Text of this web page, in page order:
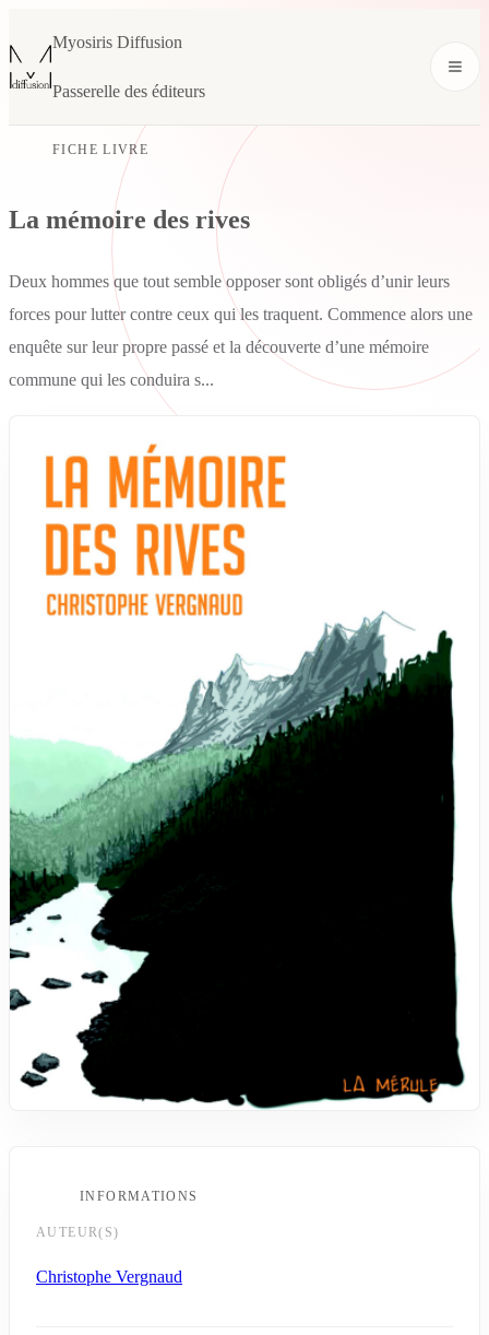
Myosiris Diffusion
Passerelle des éditeurs
FICHE LIVRE
La mémoire des rives
Deux hommes que tout semble opposer sont obligés d’unir leurs
forces pour lutter contre ceux qui les traquent. Commence alors une
enquête sur leur propre passé et la découverte d’une mémoire
commune qui les conduira s...
INFORMATIONS
AUTEUR(S)
Christophe Vergnaud